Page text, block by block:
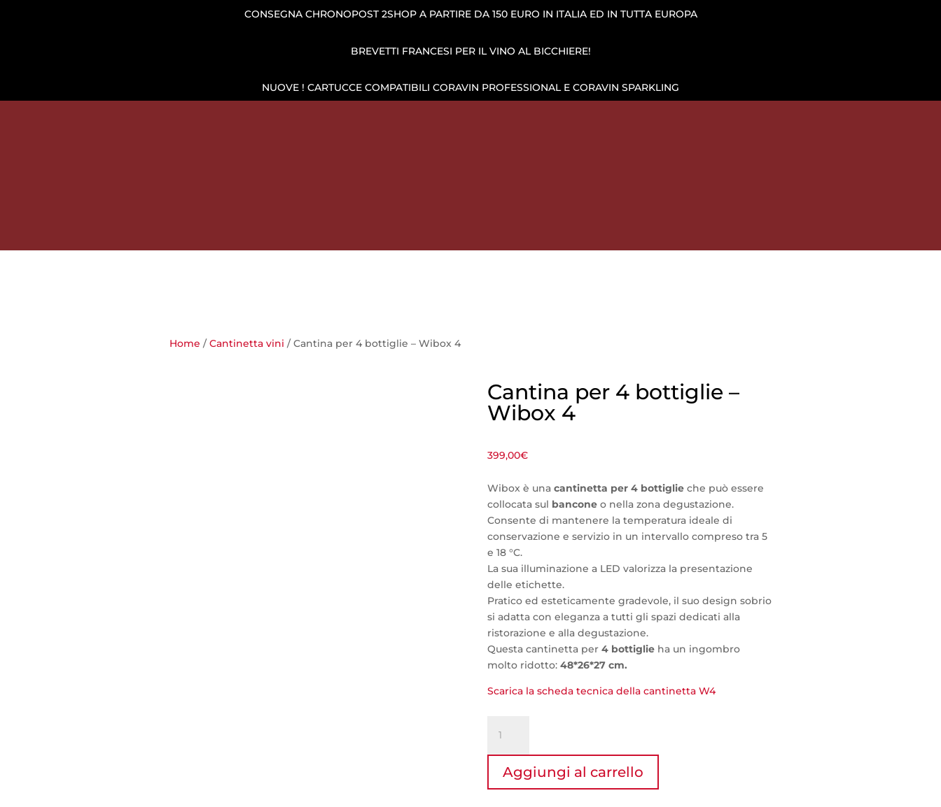
CONSEGNA CHRONOPOST 2SHOP A PARTIRE DA 150 EURO IN ITALIA ED IN TUTTA EUROPA
BREVETTI FRANCESI PER IL VINO AL BICCHIERE!
NUOVE ! CARTUCCE COMPATIBILI CORAVIN PROFESSIONAL E CORAVIN SPARKLING
Home /Cantinetta vini / Cantina per 4 bottiglie – Wibox 4
Cantina per 4 bottiglie –
Wibox 4
399,00€
Wibox è una cantinetta per 4 bottiglieche può essere
collocata sul banconeo nella zona degustazione.
Consente di mantenere la temperatura ideale di
conservazione e servizio in un intervallo compreso tra 5
e 18 °C.
La sua illuminazione a LED valorizza la presentazione
delle etichette.
Pratico ed esteticamente gradevole, il suo design sobrio
si adatta con eleganza a tutti gli spazi dedicati alla
ristorazione e alla degustazione.
Questa cantinetta per 4 bottiglieha un ingombro
molto ridotto: 48*26*27 cm.
Scarica la scheda tecnica della cantinetta W4
per
4
bottiglie
-
Aggiungi al carrello